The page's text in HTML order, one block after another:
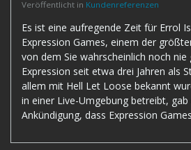
Veröffentlicht in Kundenreferenzen
Es ist eine aufregende Zeit für Errol
Expression Games, einem der
von dem Sie wahrscheinlich noch
Expression seit etwa drei Jahren als
allem mit Hell Let Loose bekannt
in einer Live-Umgebung betreibt,
Ankündigung, dass Expression